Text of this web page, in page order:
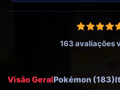
163 avaliações
Visão GeralPokémon (183)